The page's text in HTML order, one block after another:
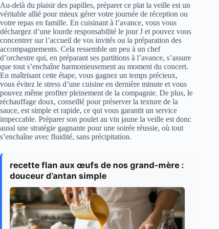
Au-delà du plaisir des papilles, préparer ce plat la veille est un
véritable allié pour mieux gérer votre journée de réception ou
votre repas en famille. En cuisinant à l’avance, vous vous
déchargez d’une lourde responsabilité le jour J et pouvez vous
concentrer sur l’accueil de vos invités ou la préparation des
accompagnements. Cela ressemble un peu à un chef
d’orchestre qui, en préparant ses partitions à l’avance, s’assure
que tout s’enchaîne harmonieusement au moment du concert.
En maîtrisant cette étape, vous gagnez un temps précieux,
vous évitez le stress d’une cuisine en dernière minute et vous
pouvez même profiter pleinement de la compagnie. De plus, le
réchauffage doux, conseillé pour préserver la texture de la
sauce, est simple et rapide, ce qui vous garantit un service
impeccable. Préparer son poulet au vin jaune la veille est donc
aussi une stratégie gagnante pour une soirée réussie, où tout
s’enchaîne avec fluidité, sans précipitation.
recette flan aux œufs de nos grand-mère :
douceur d’antan simple